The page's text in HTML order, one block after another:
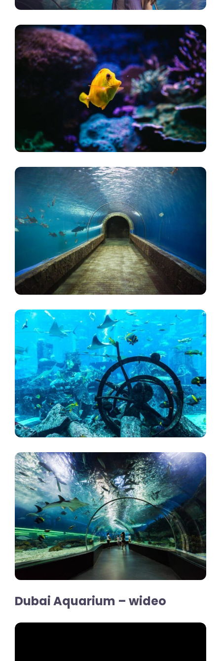
Dubai Aquarium – wideo